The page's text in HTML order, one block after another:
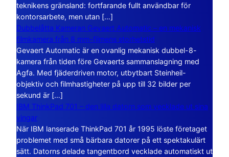
teknikens gränsland: fortfarande fullt användbar för
kontorsarbete, men utan […]
Dubbelåtta Kameran Gevaert Automatic – en mekanisk
filmkamera från 8 mm-filmens storhetstid
Gevaert Automatic är en ovanlig mekanisk dubbel-8-
kamera från tiden före Gevaerts sammanslagning med
Agfa. Med fjäderdriven motor, utbytbart Steinheil-
objektiv och filmhastigheter på upp till 32 bilder per
sekund är […]
IBM ThinkPad 701 – den lilla datorn som vecklade ut sina
vingar
När IBM lanserade ThinkPad 701 år 1995 löste företaget
problemet med små bärbara datorer på ett spektakulärt
sätt. Datorns delade tangentbord vecklade automatiskt ut